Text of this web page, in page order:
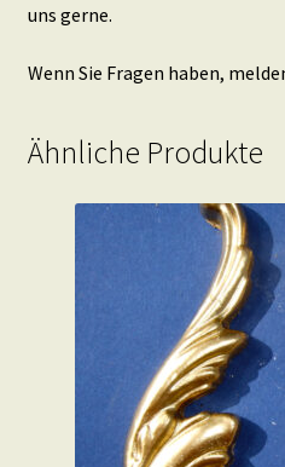
uns gerne.
Wenn Sie Fragen haben,
Ähnliche Produkte